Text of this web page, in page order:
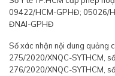
09422/HCM-GPHĐ; 05026/
ĐNAI-GPHĐ
Số xác nhận nội dung quảng
275/2020/XNQC-SYTHCM,
276/2020/XNQC-SYTHCM,